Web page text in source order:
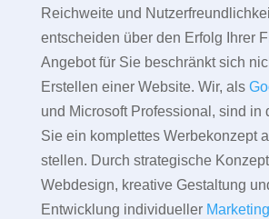
Reichweite und
entscheiden über den Erfolg Ihrer
Angebot für Sie beschränkt sich
Erstellen einer Website. Wir, als
und Microsoft Professional, sind in
Sie ein komplettes Werbekonzept
stellen. Durch strategische
Webdesign, kreative Gestaltung
Entwicklung individueller Marketing